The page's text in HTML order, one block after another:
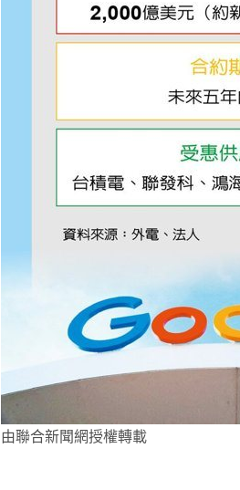
由聯合新聞網授權轉載